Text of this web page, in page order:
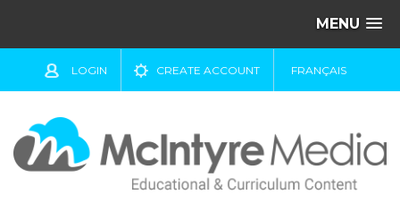
MENU
LOGIN CREATE ACCOUNT FRANÇAIS